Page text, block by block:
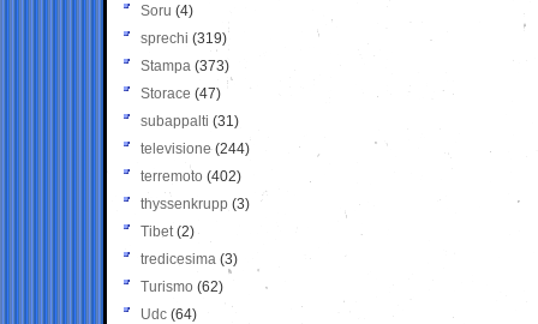
Soru (4)
sprechi (319)
Stampa (373)
Storace (47)
subappalti (31)
televisione(244)
terremoto (402)
thyssenkrupp (3)
Tibet(2)
tredicesima (3)
Turismo (62)
Udc (64)